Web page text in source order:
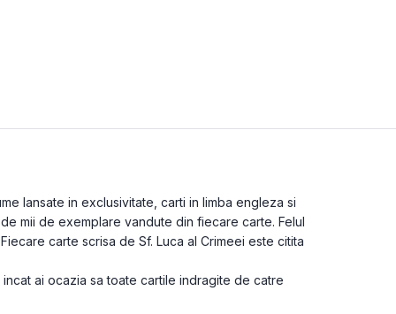
lansate in exclusivitate, carti in limba engleza si
mii de exemplare vandute din fiecare carte. Felul
carte scrisa de Sf. Luca al Crimeei este citita
incat ai ocazia sa toate cartile indragite de catre